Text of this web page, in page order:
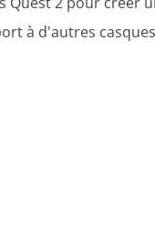
à d'autres